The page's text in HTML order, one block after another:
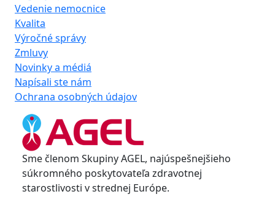
Vedenie nemocnice
Kvalita
Výročné správy
Zmluvy
Novinky a médiá
Napísali ste nám
Ochrana osobných údajov
Sme členom Skupiny AGEL, najúspešnejšieho
súkromného poskytovateľa zdravotnej
starostlivosti v strednej Európe.